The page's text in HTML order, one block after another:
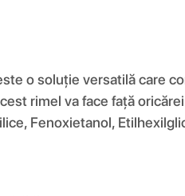
o soluție versatilă care
rimel va face față
Fenoxietanol,